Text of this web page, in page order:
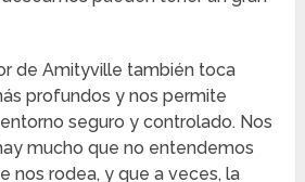
de Amityville también toca
profundos y nos permite
seguro y controlado. Nos
mucho que no entendemos
nos rodea, y que a veces, la